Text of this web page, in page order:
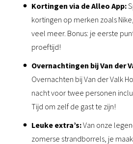
Kortingen via de Alleo App:
kortingen op merken zoals
veel meer. Bonus: je eerste
proeftijd!
Overnachtingen bij Van der
Overnachten bij Van der Valk
nacht voor twee personen
Tijd om zelf de gast te zijn!
Leuke extra’s:Van onze
zomerse strandborrels, je